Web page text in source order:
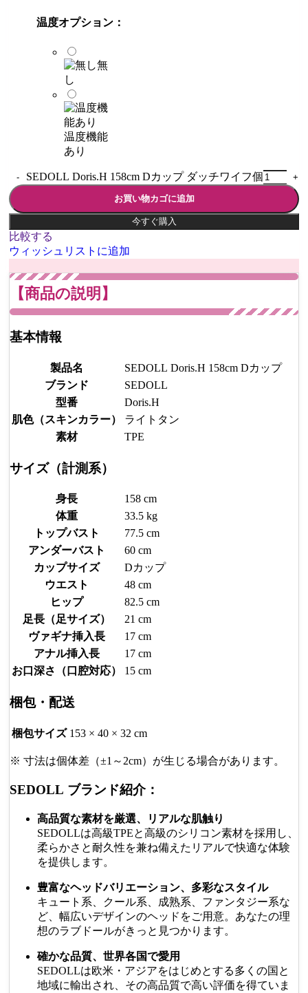
温度オプション：
無
し
温度機能
あり
SEDOLL Doris.H 158cm Dカップ ダッチワイフ個
お買い物カゴに追加
今すぐ購入
比較する
ウィッシュリストに追加
【商品の説明】
基本情報
製品名
SEDOLL Doris.H 158cm Dカップ
ブランド
SEDOLL
型番
Doris.H
肌色（スキンカラー）
ライトタン
素材
TPE
サイズ（計測系）
身長
158 cm
体重
33.5 kg
トップバスト
77.5 cm
アンダーバスト
60 cm
カップサイズ
Dカップ
ウエスト
48 cm
ヒップ
82.5 cm
足長（足サイズ）
21 cm
ヴァギナ挿入長
17 cm
アナル挿入長
17 cm
お口深さ（口腔対応）
15 cm
梱包・配送
梱包サイズ 153 × 40 × 32 cm
※ 寸法は個体差（±1～2cm）が生じる場合があります。
SEDOLL ブランド紹介：
高品質な素材を厳選、リアルな肌触り
SEDOLLは高級TPEと高級のシリコン素材を採用し、
柔らかさと耐久性を兼ね備えたリアルで快適な体験
を提供します。
豊富なヘッドバリエーション、多彩なスタイル
キュート系、クール系、成熟系、ファンタジー系な
ど、幅広いデザインのヘッドをご用意。あなたの理
想のラブドールがきっと見つかります。
確かな品質、世界各国で愛用
SEDOLLは欧米・アジアをはじめとする多くの国と
地域に輸出され、その高品質で高い評価を得ていま